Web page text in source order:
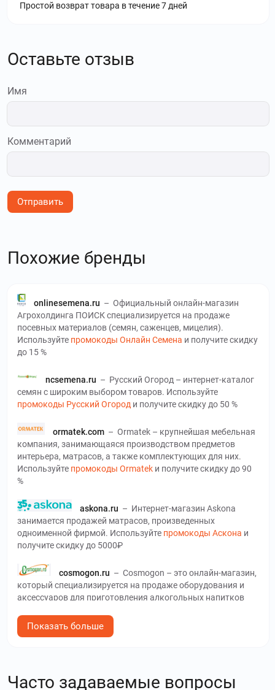
Простой возврат товара в течение 7 дней
Оставьте отзыв
Имя
Комментарий
Отправить
Похожие бренды
onlinesemena.ru – Официальный онлайн-магазин
Агрохолдинга ПОИСК специализируется на продаже
посевных материалов (семян, саженцев, мицелия).
Используйте промокоды Онлайн Семена и получите скидку
до 15 %
ncsemena.ru – Русский Огород – интернет-каталог
семян с широким выбором товаров. Используйте
промокоды Русский Огород и получите скидку до 50 %
ormatek.com –Ormatek – крупнейшая мебельная
компания, занимающаяся производством предметов
интерьера, матрасов, а также комплектующих для них.
Используйте промокоды Ormatek и получите скидку до 90
%
askona.ru – Интернет-магазин Askona
занимается продажей матрасов, произведенных
одноименной фирмой. Используйте промокоды Аскона и
получите скидку до 5000₽
cosmogon.ru – Cosmogon – это онлайн-магазин,
который специализируется на продаже оборудования и
аксессуаров для приготовления алкогольных напитков
скидку до 30 %
Используйте
500₽
Показать больше
Часто задаваемые вопросы